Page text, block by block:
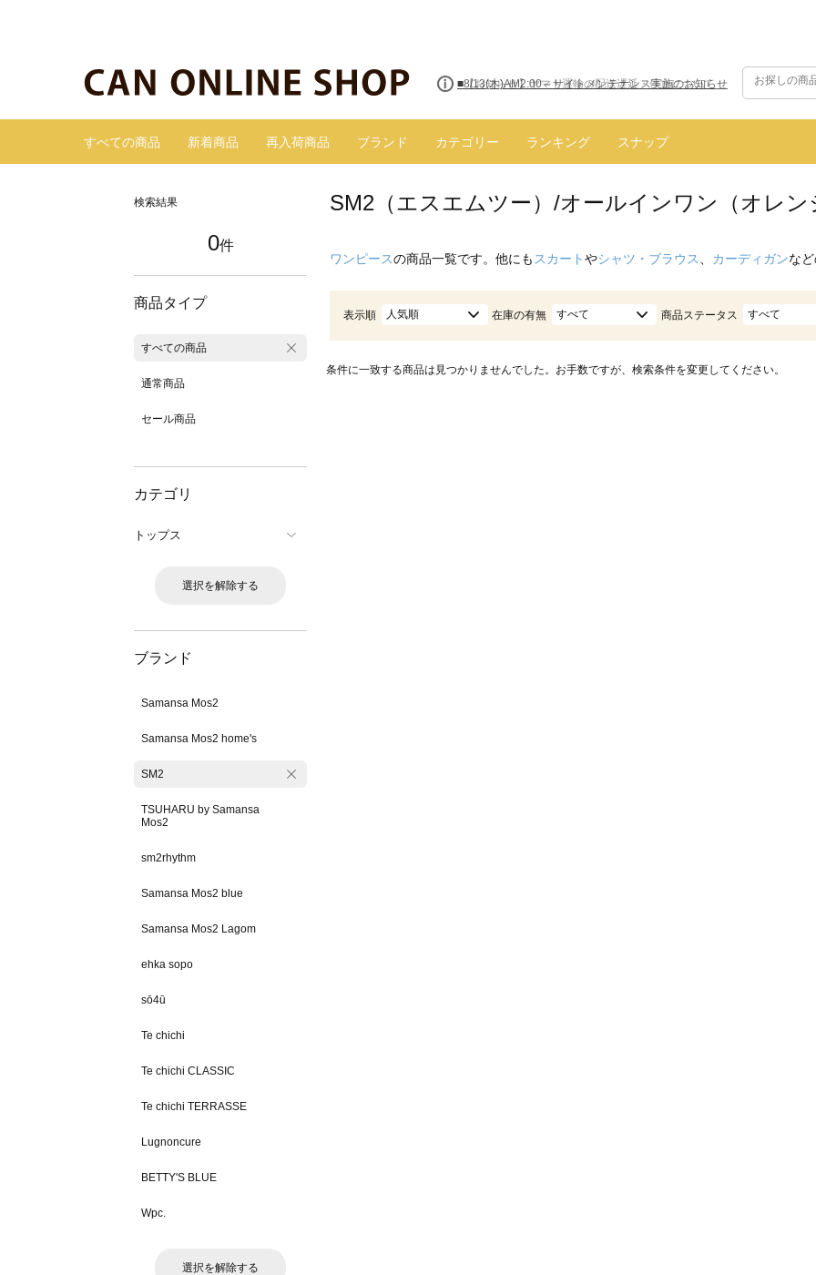
■8/13(木)AM2:00～サイトメンテナンス実施のお知らせ
すべての商品 新着商品 再入荷商品 ブランド カテゴリー ランキング スナップ
検索結果
0件
商品タイプ
すべての商品
通常商品
セール商品
カテゴリ
トップス
選択を解除する
ブランド
Samansa Mos2
Samansa Mos2 home's
SM2
TSUHARU by Samansa
Mos2
sm2rhythm
Samansa Mos2 blue
Samansa Mos2 Lagom
ehka sopo
sō4ū
Te chichi
Te chichi CLASSIC
Te chichi TERRASSE
Lugnoncure
BETTY'S BLUE
Wpc.
選択を解除する
SM2（エスエムツー）/オールインワン（オレン
ワンピースの商品一覧です。他にも スカートやシャツ・ブラウス カーディガンな
表示順 人気順 在庫の有無 すべて 商品ステータス すべて
条件に一致する商品は見つかりませんでした。お手数ですが、検索条件を変更してください。